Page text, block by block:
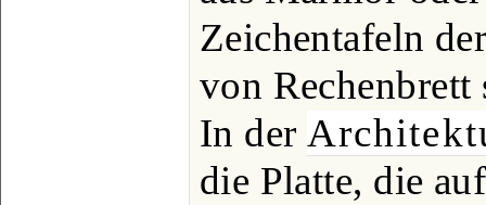
Zeichentafeln
von
In der
die Platte, die